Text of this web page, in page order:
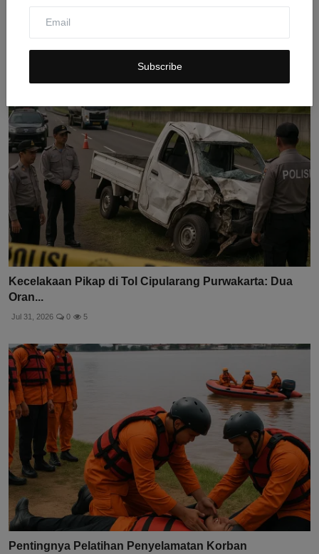
Subscribe
Kecelakaan Honda Beat di Cirebon: Motor Oleng di
Jul 31, 2026 0 9
Kecelakaan Pikap di Tol Cipularang Purwakarta: Dua
Oran...
Jul 31, 2026 0 5
Pentingnya Pelatihan Penyelamatan Korban